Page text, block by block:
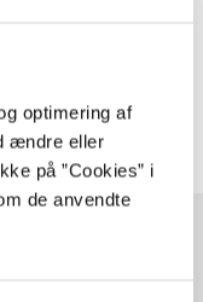
optimering af
ændre eller
på ”Cookies” i
de anvendte